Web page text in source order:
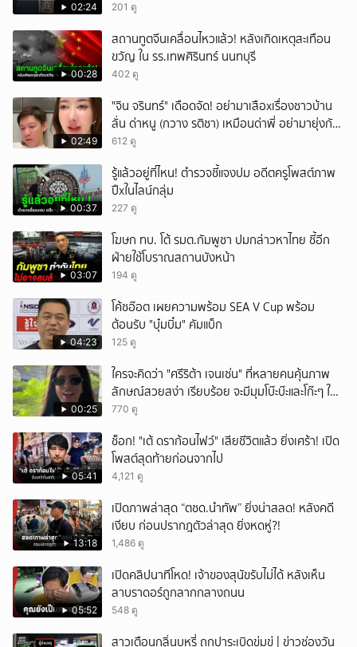
02:24 201 ดู
00:28
สถานทูตจีนเคลื่อนไหวแล้ว! หลังเกิดเหตุสะเทือน
ขวัญ ใน รร.เทพศิรินทร์ นนทบุรี
402 ดู
02:49
ั่"จิน จรินทร์" เดือดจัด! อย่ามาเสือxเรื่องชาวบ้าน
ลั่น ด่าหนู (กวาง รติชา) เหมือนด่าพี่ อย่ามายุ่งกับ
คนของผม จบ!!!
612 ดู
00:37
รู้แล้วอยู่ที่ไหน! ตำรวจชี้แจงปม อดีตครูโพสต์ภาพ
ปืxในไลน์กลุ่ม
227 ดู
03:07
โฆษก ทบ. โต้ รมต.กัมพูชา ปมกล่าวหาไทย ชี้อีก
ฝ่ายใช้โบราณสถานบังหน้า
194 ดู
04:23
โค้ชอ๊อต เผยความพร้อม SEA V Cup พร้อม
ต้อนรับ "บุ๋มบิ๋ม" คัมแบ็ก
125 ดู
00:25
ใครจะคิดว่า "ศรีริต้า เจนเซ่น" ที่หลายคนคุ้นภาพ
ลักษณ์สวยสง่า เรียบร้อย จะมีมุมโบ๊ะบ๊ะและโก๊ะๆ ให้
ได้อมยิ้มเหมือนกัน งานนี้ทำเอาแฟนๆ ทั้งเอ็นดูทั้ง
770 ดู
05:41
ช็อก! "เต้ ดราก้อนไฟว์" เสียชีวิตแล้ว ยิ่งเศร้า! เปิด
โพสต์สุดท้ายก่อนจากไป
4,121 ดู
13:18
เปิดภาพล่าสุด “ตชด.นำทัพ” ยิ่งน่าสลด! หลังคดี
เงียบ ก่อนปรากฎตัวล่าสุด ยิ่งหดหู่?!
1,486 ดู
05:52
เปิดคลิปนาทีโหด! เจ้าของสุนัขรับไม่ได้ หลังเห็น
ลาบราดอร์ถูกลากกลางถนน
548 ดู
สาวเตือนกลิ่นบุหรี่ ถูกปาระเบิดข่มขู่ | ข่าวช่องวัน